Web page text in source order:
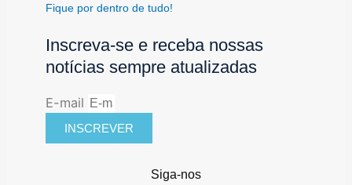
Fique por dentro de tudo!
Inscreva-se e receba nossas
notícias sempre atualizadas
E-mail
INSCREVER
Siga-nos